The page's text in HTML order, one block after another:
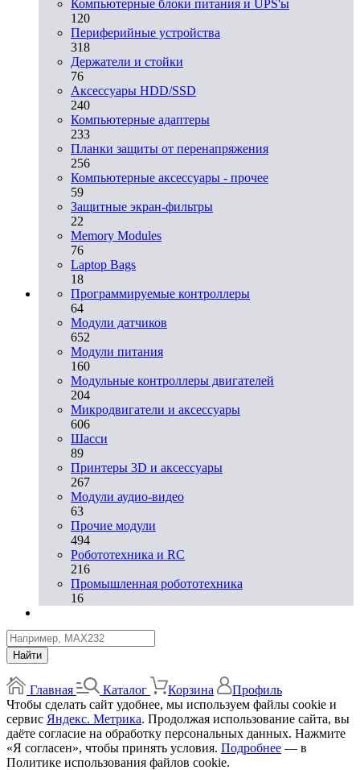
Компьютерные блоки питания и UPS'ы
120
Периферийные устройства
318
Держатели и стойки
76
Аксессуары HDD/SSD
240
Компьютерные адаптеры
233
Планки защиты от перенапряжения
256
Компьютерные аксессуары - прочее
59
Защитные экран-фильтры
22
Memory Modules
76
Laptop Bags
18
Программируемые контроллеры
64
Модули датчиков
652
Модули питания
160
Модульные контроллеры двигателей
204
Микродвигатели и аксессуары
606
Шасси
89
Принтеры 3D и аксессуары
267
Модули аудио-видео
63
Прочие модули
494
Робототехника и RC
216
Промышленная робототехника
16
Найти
Главная Каталог Корзина
Профиль
Чтобы сделать сайт удобнее, мы используем файлы cookie и
сервис Яндекс. Метрика. Продолжая использование сайта, вы
даёте согласие на обработку персональных данных. Нажмите
«Я согласен», чтобы принять условия. Подробнее — в
Политике использования файлов cookie.